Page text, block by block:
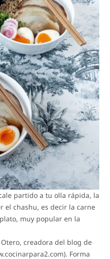
partido a tu olla rápida, la
el chashu, es decir la carne
muy popular en la
creadora del blog de
Forma